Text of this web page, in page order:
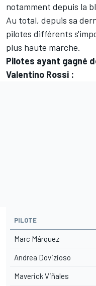
notamment depuis la
Au total, depuis sa
pilotes différents
plus haute marche.
Pilotes ayant gagné
Valentino Rossi :
PILOTE
Marc Márquez
Andrea Dovizioso
Maverick Viñales